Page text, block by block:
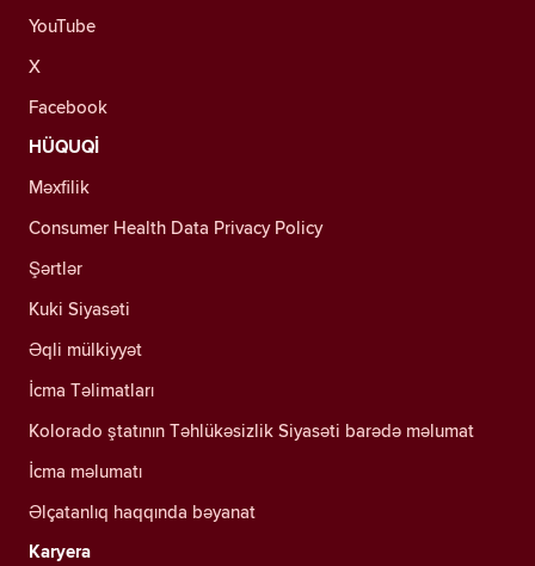
YouTube
X
Facebook
HÜQUQİ
Məxfilik
Consumer Health Data Privacy Policy
Şərtlər
Kuki Siyasəti
Əqli mülkiyyət
İcma Təlimatları
Kolorado ştatının Təhlükəsizlik Siyasəti barədə məlumat
İcma məlumatı
Əlçatanlıq haqqında bəyanat
Karyera